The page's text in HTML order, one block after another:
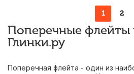
1 2
Поперечные флейты
Глинки.ру
Поперечная флейта - один из